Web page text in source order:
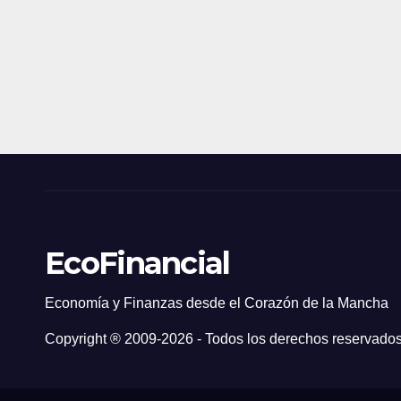
EcoFinancial
Economía y Finanzas desde el Corazón de la Mancha
Copyright ® 2009-2026 - Todos los derechos